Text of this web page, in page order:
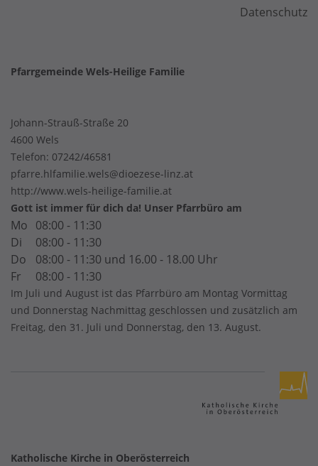
Datenschutz
Pfarrgemeinde Wels-Heilige Familie
Johann-Strauß-Straße 20
4600 Wels
Telefon: 07242/46581
pfarre.hlfamilie.wels@dioezese-linz.at
http://www.wels-heilige-familie.at
Gott ist immer für dich da! Unser Pfarrbüro am
Mo 08:00 - 11:30
Di
08:00 - 11:30
Do
08:00 - 11:30 und 16.00 - 18.00 Uhr
Fr
08:00 - 11:30
Im Juli und August ist das Pfarrbüro am Montag Vormittag
und Donnerstag Nachmittag geschlossen und zusätzlich am
Freitag, den 31. Juli und Donnerstag, den 13. August.
Katholische Kirche in Oberösterreich